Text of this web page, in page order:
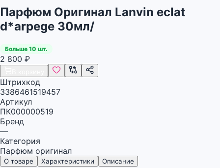
Парфюм Оригинал Lanvin eclat
d*arpege 30мл/
Больше 10 шт.
2 800 ₽
Штрихкод
3386461519457
Артикул
ПК000000519
Бренд
—
Категория
Парфюм оригинал
О товаре Характеристики Описание